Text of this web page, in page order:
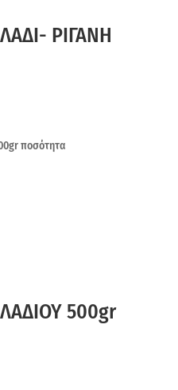
ΡΙΓΑΝΗ
ποσότητα
500gr